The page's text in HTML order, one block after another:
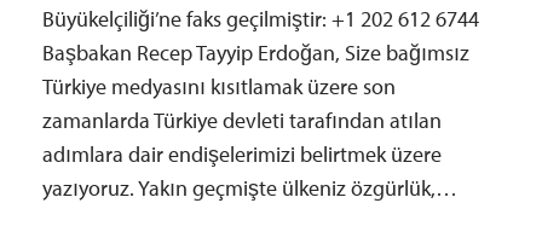
Büyükelçiliği’ne faks geçilmiştir: +1 202 612 6744
Başbakan Recep Tayyip Erdoğan, Size bağımsız
Türkiye medyasını kısıtlamak üzere son
zamanlarda Türkiye devleti tarafından atılan
adımlara dair endişelerimizi belirtmek üzere
yazıyoruz. Yakın geçmişte ülkeniz özgürlük,…